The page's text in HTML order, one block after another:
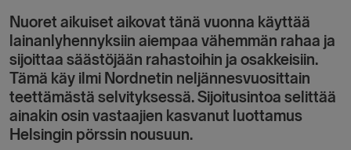
Nuoret aikuiset aikovat tänä vuonna käyttää
lainanlyhennyksiin aiempaa vähemmän rahaa ja
sijoittaa säästöjään rahastoihin ja osakkeisiin.
Tämä käy ilmi Nordnetin neljännesvuosittain
teettämästä selvityksessä. Sijoitusintoa selittää
ainakin osin vastaajien kasvanut luottamus
Helsingin pörssin nousuun.